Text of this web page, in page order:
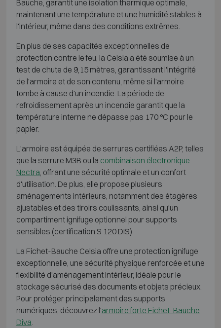
Bauche, garantit une isolation thermique optimale,
maintenant une température et une humidité stables à
l'intérieur, même dans des conditions extrêmes.
En plus de ses capacités exceptionnelles de
protection contre le feu, la Celsia a été soumise à un
test de chute de 9,15 mètres, garantissant l'intégrité
de l'armoire et de son contenu, même si l'armoire
tombe à cause d'un incendie. La période de
refroidissement après un incendie garantit que la
température interne ne dépasse pas 170 °C pour le
papier.
L'armoire est équipée de serrures certifiées A2P, telles
que la serrure M3B ou la combinaison électronique
Nectra, offrant une sécurité optimale et un confort
d'utilisation. De plus, elle propose plusieurs
aménagements intérieurs, notamment des étagères
ajustables et des tiroirs coulissants, ainsi qu'un
compartiment ignifuge optionnel pour supports
sensibles (certification S 120 DIS).
La Fichet-Bauche Celsia offre une protection ignifuge
exceptionnelle, une sécurité physique renforcée et une
flexibilité d'aménagement intérieur, idéale pour le
stockage sécurisé des documents et objets précieux.
Pour protéger principalement des supports
numériques, découvrez l'armoire forte Fichet-Bauche
Diva.